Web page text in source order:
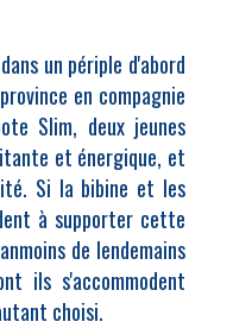
un périple d'abord
en compagnie
Slim, deux jeunes
et énergique, et
Si la bibine et les
à supporter cette
de lendemains
ils s'accommodent
choisi.